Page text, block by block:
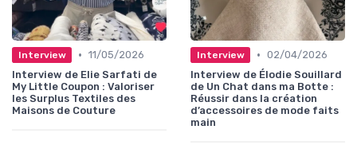
Interview • 11/05/2026
Interview de Elie Sarfati de
My Little Coupon : Valoriser
les Surplus Textiles des
Maisons de Couture
Interview • 02/04/2026
Interview de Élodie Souillard
de Un Chat dans ma Botte :
Réussir dans la création
d’accessoires de mode faits
main